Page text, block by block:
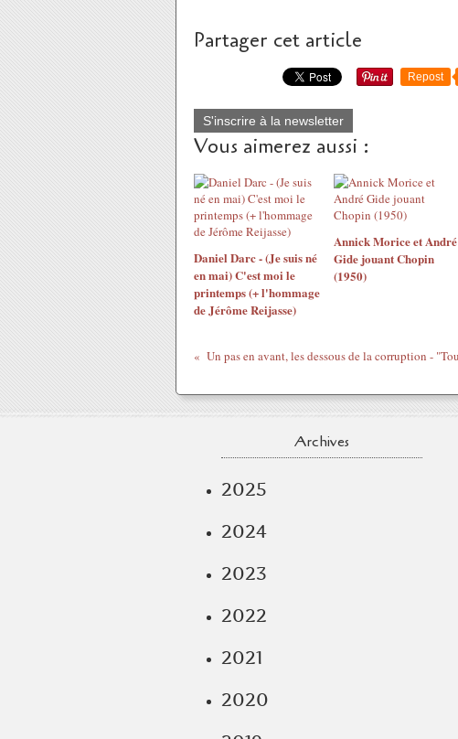
Partager cet article
Repost
S'inscrire à la newsletter
Vous aimerez aussi :
Daniel Darc - (Je suis né
en mai) C'est moi le
printemps (+ l'hommage
de Jérôme Reijasse)
Annick Morice et André
Gide jouant Chopin
(1950)
Archives
2025
2024
2023
2022
2021
2020